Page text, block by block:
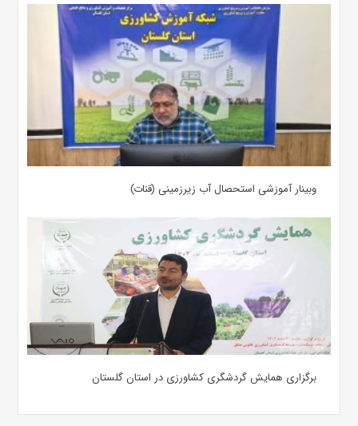
وبینار آموزشی استحصال آب زیرزمینی (قنات)
برگزاری همایش گردشگری کشاورزی در استان گلستان